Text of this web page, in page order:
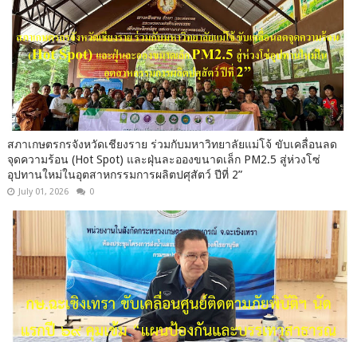
สภาเกษตรกรจังหวัดเชียงราย ร่วมกับมหาวิทยาลัยแม่โจ้ ขับเคลื่อนลด
จุดความร้อน (Hot Spot) และฝุ่นละอองขนาดเล็ก PM2.5 สู่ห่วงโซ่
อุปทานใหม่ในอุตสาหกรรมการผลิตปศุสัตว์ ปีที่ 2”
July 01, 2026 0